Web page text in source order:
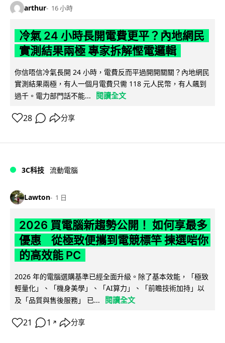
arthur 16 小時
冷氣 24 小時長開電費更平？內地網民
實測結果兩極 專家拆解慳電邏輯
你信唔信冷氣長開 24 小時，電費反而平過開開關關？內地網民
實測結果兩極，有人一個月電費只需 118 元人民幣，有人飆到
過千。電力部門話不能...
閱讀全文
28 分享
3C科技 流動電腦
Lawton 1 日
2026 買電腦新趨勢公開！ 如何享最多
優惠 從極致便攜到電競標竿 揀選啱你
的高效能 PC
2026 年的電腦選購基準已經全面升級。除了基本效能，「極致
輕量化」、「機身美學」、「AI算力」、「前瞻技術加持」以
及「品質與售後服務」 已...
閱讀全文
21 1 ↗ 分享